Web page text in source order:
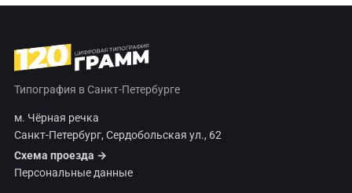
Типография в Санкт-Петербурге
м. Чёрная речка
Санкт-Петербург, Сердобольская ул., 62
Схема проезда →
Персональные данные